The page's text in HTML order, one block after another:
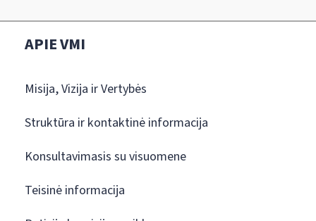
APIE VMI
Misija, Vizija ir Vertybės
Struktūra ir kontaktinė informacija
Konsultavimasis su visuomene
Teisinė informacija